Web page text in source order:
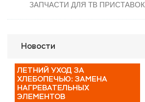
ЗАПЧАСТИ ДЛЯ ТВ ПРИСТАВОК
Новости
ЛЕТНИЙ УХОД ЗА
ХЛЕБОПЕЧЬЮ: ЗАМЕНА
НАГРЕВАТЕЛЬНЫХ
ЭЛЕМЕНТОВ